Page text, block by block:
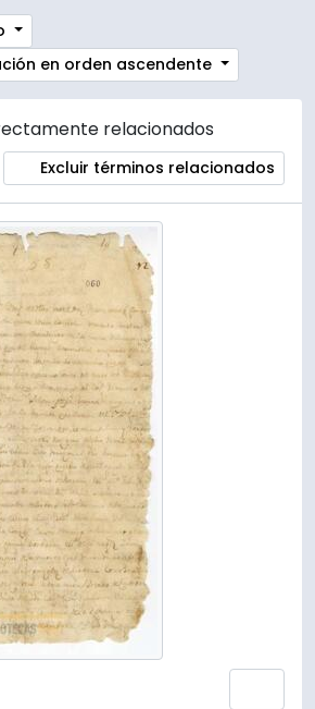
en orden ascendente
relacionados
Excluir términos relacionados